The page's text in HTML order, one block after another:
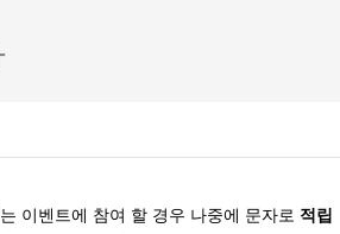
이벤트에 참여 할 경우 나중에 문자로 적립